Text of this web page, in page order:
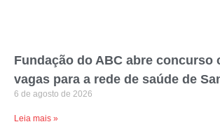
Fundação do ABC abre concurso
vagas para a rede de saúde de
6 de agosto de 2026
Leia mais »